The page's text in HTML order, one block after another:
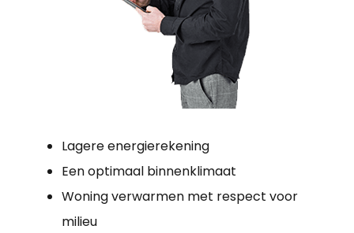
Lagere energierekening
Een optimaal binnenklimaat
Woning verwarmen met respect voor
milieu